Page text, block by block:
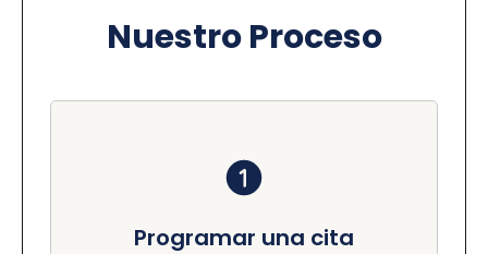
Programar una cita
Nuestro Proceso